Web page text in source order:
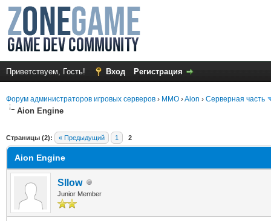
Приветствуем, Гость! Вход Регистрация
Форум администраторов игровых серверов › MMO ›Aion › Серверная часть
Aion Engine
Страницы (2): « Предыдущий 1 2
Aion Engine
Sllow
Junior Member